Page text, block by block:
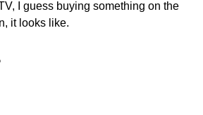
I guess buying something on the
it looks like.